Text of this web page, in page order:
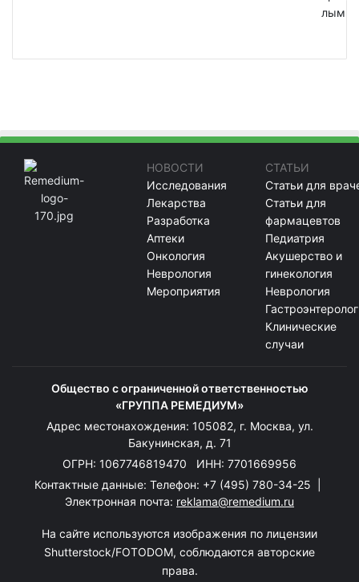
лым
НОВОСТИ
Исследования
Лекарства
Разработка
Аптеки
Онкология
Неврология
Мероприятия
СТАТЬИ
Статьи для
Статьи для
фармацевтов
Педиатрия
Акушерство и
гинекология
Неврология
Клинические
случаи
Общество с ограниченной ответственностью
«ГРУППА РЕМЕДИУМ»
Адрес местонахождения: 105082, г. Москва, ул.
Бакунинская, д. 71
ОГРН: 1067746819470 ИНН: 7701669956
Контактные данные: Телефон: +7 (495) 780-34-25
Электронная почта: reklama@remedium.ru
На сайте используются изображения по лицензии
Shutterstock/FOTODOM, соблюдаются авторские
права.